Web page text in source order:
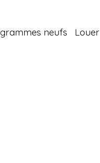
neufs Louer